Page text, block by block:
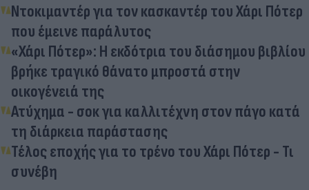
Ντοκιμαντέρ για τον κασκαντέρ του Χάρι Πότερ
που έμεινε παράλυτος
«Χάρι Πότερ»: Η εκδότρια του διάσημου βιβλίου
βρήκε τραγικό θάνατο μπροστά στην
οικογένειά της
Ατύχημα - σοκ για καλλιτέχνη στον πάγο κατά
τη διάρκεια παράστασης
Τέλος εποχής για το τρένο του Χάρι Πότερ - Τι
συνέβη